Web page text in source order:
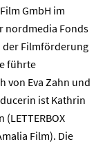
GmbH im
nordmedia Fonds
der Filmförderung
führte
von Eva Zahn und
ist Kathrin
Film). Die